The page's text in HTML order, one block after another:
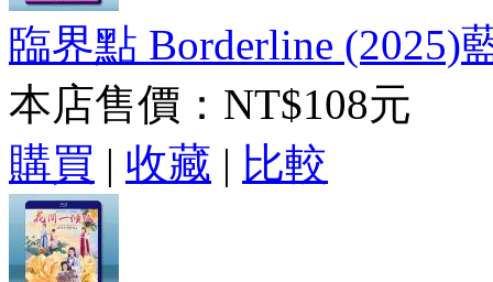
臨界點 Borderline (2025)
本店售價： NT$108元
購買 | 收藏 | 比較